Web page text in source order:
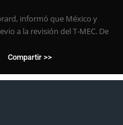
informó que México y
a la revisión del T-MEC. De
Compartir >>